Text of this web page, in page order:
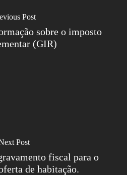
Post
sobre o imposto
(GIR)
Post
fiscal para o
de habitação.